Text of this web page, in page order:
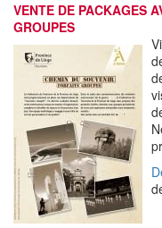
VENTE DE PACKAGES
GROUPES